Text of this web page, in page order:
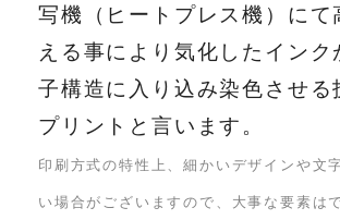
写機（ヒートプレス機）に
える事により気化したイン
子構造に入り込み染色させ
プリントと言います。
印刷方式の特性上、細かいデザインや文
い場合がございますので、大事な要素は